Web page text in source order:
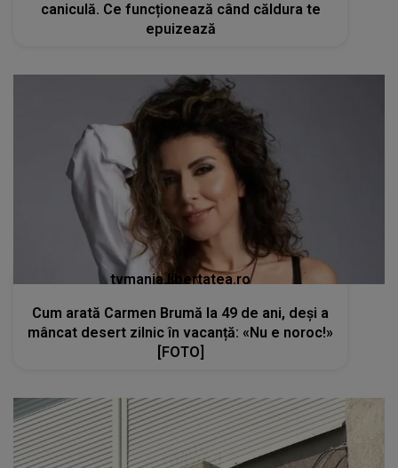
caniculă. Ce funcționează când căldura te
epuizează
tvmania.libertatea.ro
Cum arată Carmen Brumă la 49 de ani, deși a
mâncat desert zilnic în vacanță: «Nu e noroc!»
[FOTO]